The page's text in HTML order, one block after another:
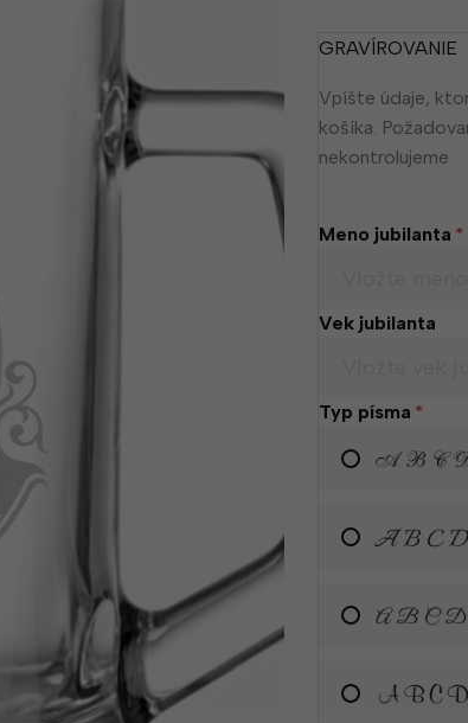
GRAVÍROVANIE
Vpíšte údaje,
košíka.
nekontrolujeme
Meno jubilanta *
Vek jubilanta
Typ písma *